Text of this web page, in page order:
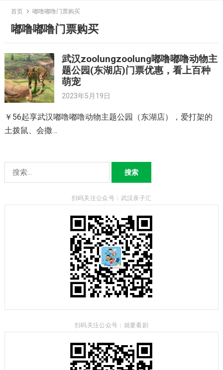
content
首页 嘟噜嘟噜门票购买
嘟噜嘟噜门票购买
武汉zoolungzoolung嘟噜嘟噜动物主
题公园(东湖店)门票优惠，看上百种
萌宠
2023年5月19日
￥56起享武汉嘟噜嘟噜动物主题公园（东湖店），爱打架的
土拨鼠、会撒…
索：
扫码关注公众号：武汉亲子汇
扫码关注公众号：就要看剧